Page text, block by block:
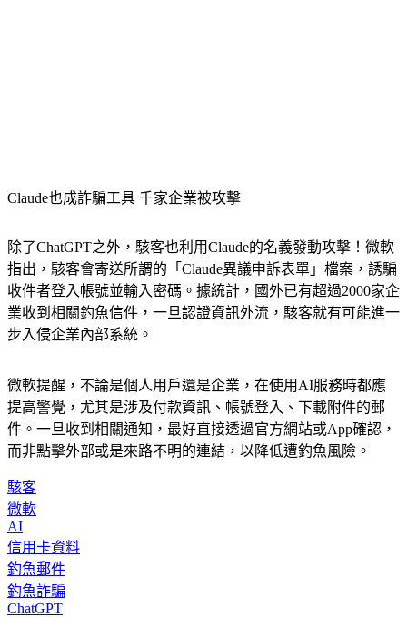
Claude也成詐騙工具 千家企業被攻擊
除了ChatGPT之外，駭客也利用Claude的名義發動攻擊！微軟
指出，駭客會寄送所謂的「Claude異議申訴表單」檔案，誘騙
收件者登入帳號並輸入密碼。據統計，國外已有超過2000家企
業收到相關釣魚信件，一旦認證資訊外流，駭客就有可能進一
步入侵企業內部系統。
微軟提醒，不論是個人用戶還是企業，在使用AI服務時都應
提高警覺，尤其是涉及付款資訊、帳號登入、下載附件的郵
件。一旦收到相關通知，最好直接透過官方網站或App確認，
而非點擊外部或是來路不明的連結，以降低遭釣魚風險。
駭客
微軟
AI
信用卡資料
釣魚郵件
釣魚詐騙
ChatGPT